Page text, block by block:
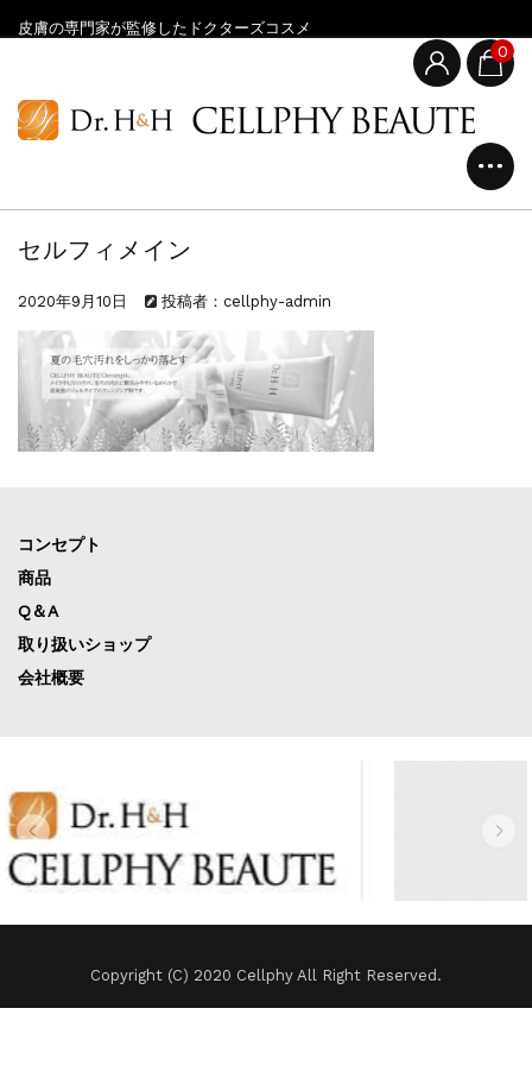
皮膚の専門家が監修したドクターズコスメ
0
セルフィメイン
2020年9月10日 投稿者：cellphy-admin
コンセプト
商品
Q＆A
取り扱いショップ
会社概要
Copyright (C) 2020 Cellphy All Right Reserved.